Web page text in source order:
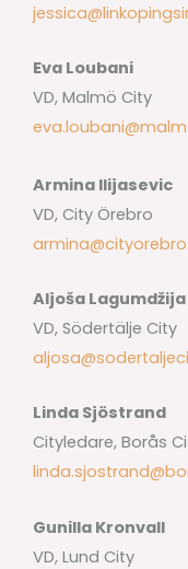
Eva Loubani
VD, Malmö City
Armina Ilijasevic
VD, City Örebro
Aljoša Lagumdžija
VD, Södertälje City
Linda Sjöstrand
Cityledare, Borås
Gunilla Kronvall
VD, Lund City